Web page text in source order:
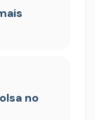
no